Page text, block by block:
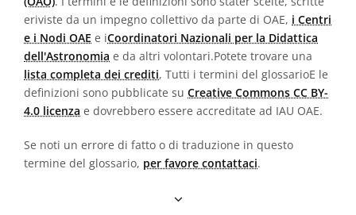
eriviste da un impegno collettivo da parte di OAE, i Centri
e i Nodi OAE e iCoordinatori Nazionali per la Didattica
dell'Astronomia e da altri volontari.Potete trovare una
lista completa dei crediti, Tutti i termini del glossarioE le
definizioni sono pubblicate su Creative Commons CC BY-
4.0 licenza e dovrebbero essere accreditate ad IAU OAE.
Se noti un errore di fatto o di traduzione in questo
termine del glossario, per favore contattaci.